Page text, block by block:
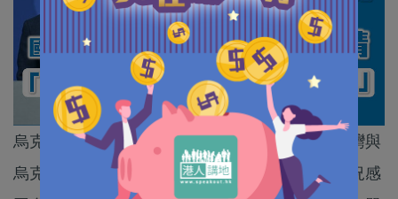
烏克蘭局勢引起全球關注，民進黨當局近期將台灣與
烏克蘭相提並論進行炒作，聲稱「對烏克蘭的情況感